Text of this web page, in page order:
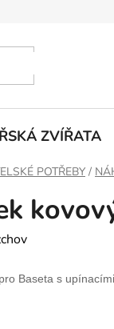
ZVÍŘATA
POTŘEBY /
Baseta s